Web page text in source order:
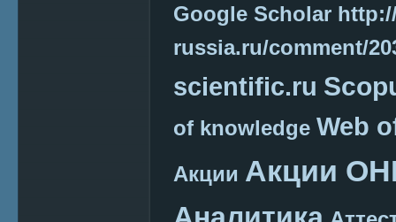
Google Scholar
russia.ru/comment/
scientific.ru
of knowledge Web
Акции Акции